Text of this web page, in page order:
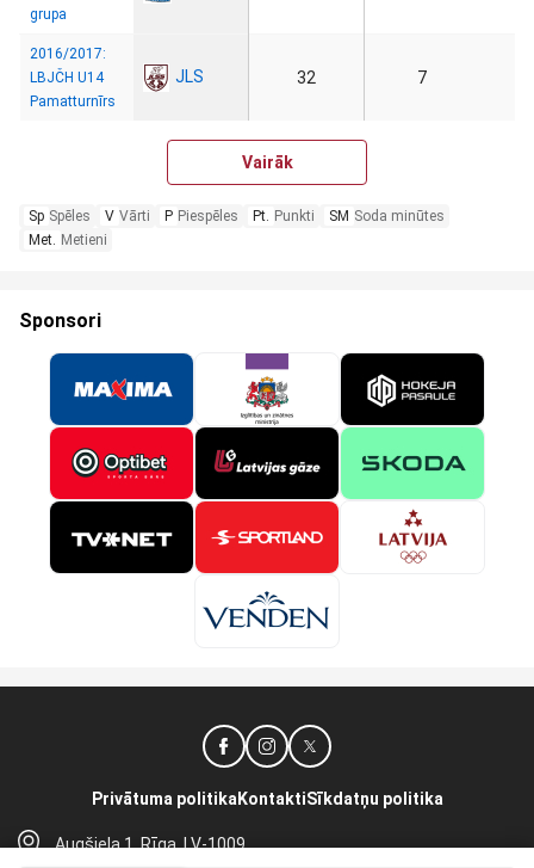
grupa
2016/2017:
LBJČH U14
Pamatturnīrs
JLS 32 7
Vairāk
Sp Spēles V Vārti P Piespēles Pt. Punkti SM Soda minūtes
Met. Metieni
Sponsori
Augšiela 1, Rīga, LV-1009
Privātuma politika KontaktiSīkdatņu politika